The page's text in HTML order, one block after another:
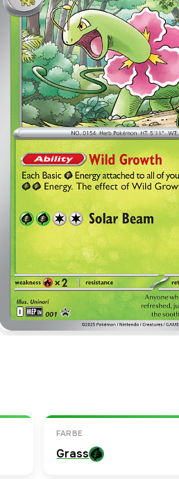
€27,70
Holofoil
Preise werden täglich
FARBE
Grass